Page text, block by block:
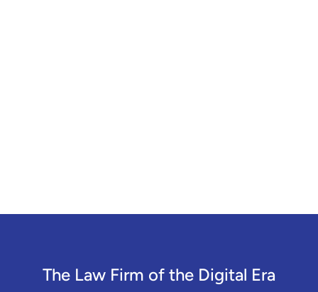
The Law Firm of the Digital Era